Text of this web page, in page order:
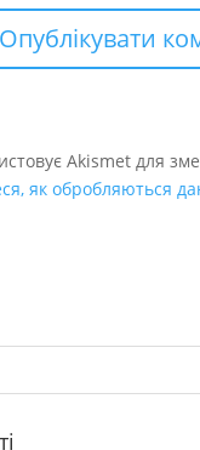
Akismet для
як обробляються